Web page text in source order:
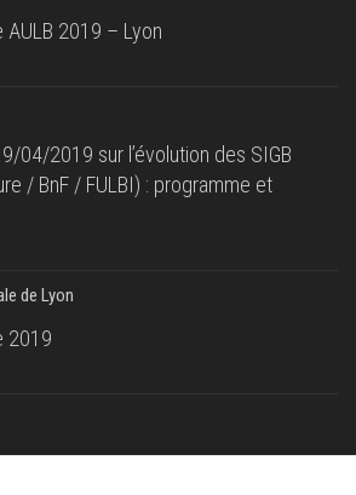
2019 – Lyon
04/2019 sur l’évolution des SIGB
/ BnF / FULBI) : programme et
2019